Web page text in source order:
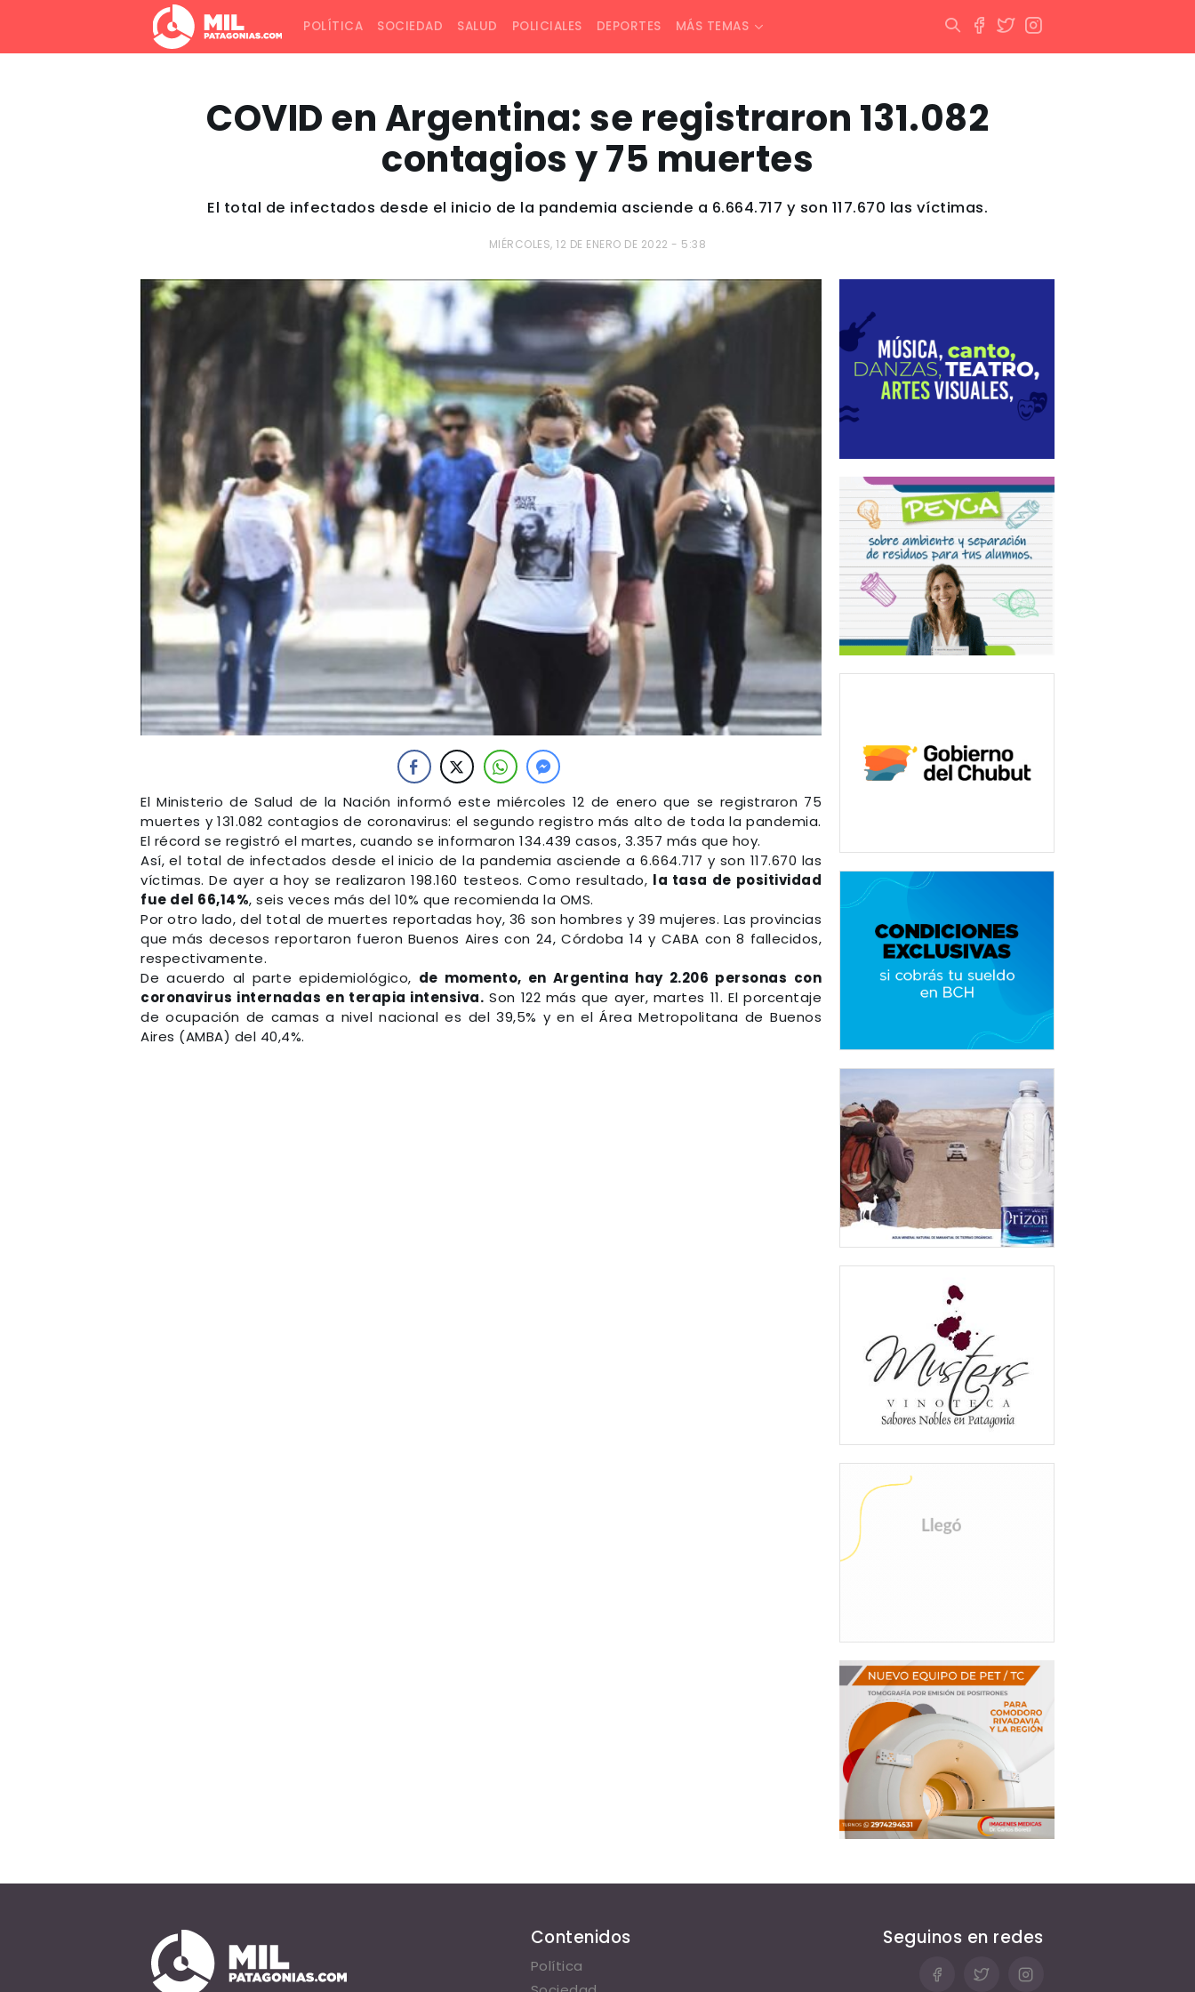
POLÍTICA SOCIEDAD SALUD POLICIALES DEPORTES MÁS TEMAS
COVID en Argentina: se registraron 131.082
contagios y 75 muertes
El total de infectados desde el inicio de la pandemia asciende a 6.664.717 y son 117.670 las víctimas.
MIÉRCOLES, 12 DE ENERO DE 2022 - 5:38
El Ministerio de Salud de la Nación informó este miércoles 12 de enero que se registraron 75
muertes y 131.082 contagios de coronavirus: el segundo registro más alto de toda la pandemia.
El récord se registró el martes, cuando se informaron 134.439 casos, 3.357 más que hoy.
Así, el total de infectados desde el inicio de la pandemia asciende a 6.664.717 y son 117.670 las
víctimas. De ayer a hoy se realizaron 198.160 testeos. Como resultado, la tasa de positividad
fue del 66,14%, seis veces más del 10% que recomienda la OMS.
Por otro lado, del total de muertes reportadas hoy, 36 son hombres y 39 mujeres. Las provincias
que más decesos reportaron fueron Buenos Aires con 24, Córdoba 14 y CABA con 8 fallecidos,
respectivamente.
De acuerdo al parte epidemiológico, de momento, en Argentina hay 2.206 personas con
coronavirus internadas en terapia intensiva. Son 122 más que ayer, martes 11. El porcentaje
de ocupación de camas a nivel nacional es del 39,5% y en el Área Metropolitana de Buenos
Aires (AMBA) del 40,4%.
Contenidos
Política
Seguinos en redes